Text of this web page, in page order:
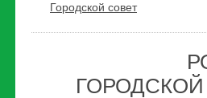
Городской совет